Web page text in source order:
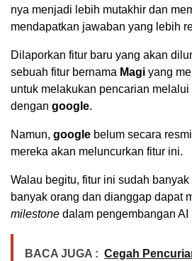
nya menjadi lebih mutakhir dan
mendapatkan jawaban yang lebih
Dilaporkan fitur baru yang akan
sebuah fitur bernama Magi yang
untuk melakukan pencarian
dengan google.
Namun, google belum secara
mereka akan meluncurkan fitur ini.
Walau begitu, fitur ini sudah
banyak orang dan dianggap dapat
milestone dalam pengembangan AI
BACA JUGA : Cegah